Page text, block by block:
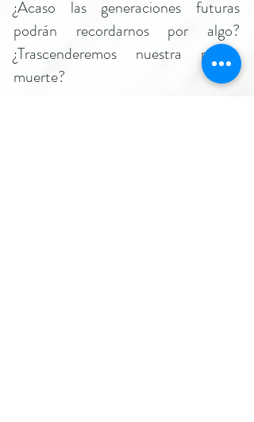
¿Acaso las generaciones futuras
podrán recordarnos por algo?
¿Trascenderemos nuestra propia
muerte?